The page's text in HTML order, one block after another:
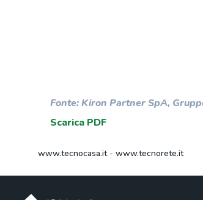
Fonte: Kiron Partner SpA,
Scarica PDF
www.tecnocasa.it- www.tecnorete.it